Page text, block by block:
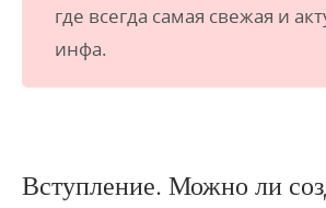
где всегда самая свежая и
инфа.
Вступление. Можно ли